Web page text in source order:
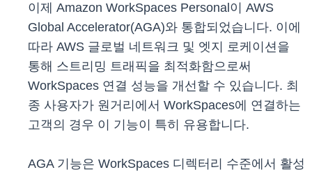
이제 Amazon WorkSpaces Personal이 AWS
Global Accelerator(AGA)와 통합되었습니다. 이에
따라 AWS 글로벌 네트워크 및 엣지 로케이션을
통해 스트리밍 트래픽을 최적화함으로써
WorkSpaces 연결 성능을 개선할 수 있습니다. 최
종 사용자가 원거리에서 WorkSpaces에 연결하는
고객의 경우 이 기능이 특히 유용합니다.
AGA 기능은 WorkSpaces 디렉터리 수준에서 활성